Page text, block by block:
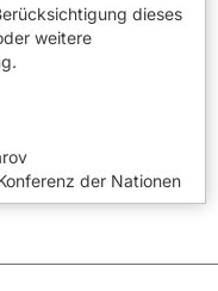
dieses
weitere
der Nationen